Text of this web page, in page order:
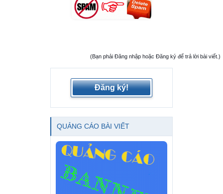
(Bạn phải Đăng nhập hoặc Đăng ký để trả lời bài viết.)
Đăng ký!
QUẢNG CÁO BÀI VIẾT